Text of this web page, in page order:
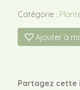
Catégorie :
Ajouter à
Partagez cette